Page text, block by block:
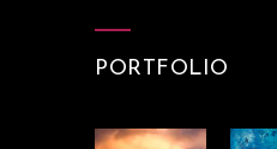
PORTFOLIO